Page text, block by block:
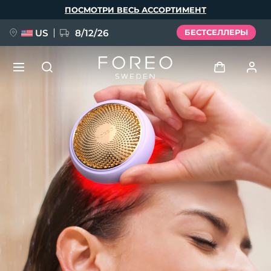
ПОСМОТРИ ВЕСЬ АССОРТИМЕНТ
US 8/12/26 БЕСТСЕЛЛЕРЫ
Войти
Профиль пользователя
Мои приборы
Мои заказы
Мои адреса
Мои подписки
FAQ™ Pure Beauty-Tech Elixir
BREAKING NEWS
issa™ Teeth Whitening Set
Deutsch
Español
Français
Italiano
Português
Polski
Svenska
Русский
Türkçe
简体中文 繁體中文